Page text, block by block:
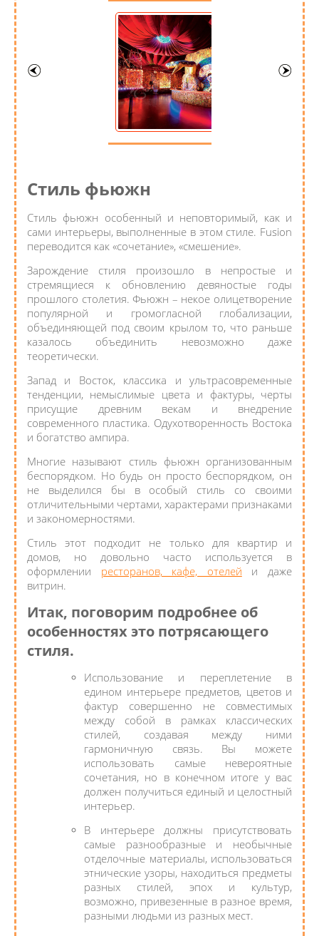
Стиль фьюжн
Стиль фьюжн особенный и неповторимый, как и
сами интерьеры, выполненные в этом стиле. Fusion
переводится как «сочетание», «смешение».
Зарождение стиля произошло в непростые и
стремящиеся к обновлению девяностые годы
прошлого столетия. Фьюжн – некое олицетворение
популярной и громогласной глобализации,
объединяющей под своим крылом то, что раньше
казалось объединить невозможно даже
теоретически.
Запад и Восток, классика и ультрасовременные
тенденции, немыслимые цвета и фактуры, черты
присущие древним векам и внедрение
современного пластика. Одухотворенность Востока
и богатство ампира.
Многие называют стиль фьюжн организованным
беспорядком. Но будь он просто беспорядком, он
не выделился бы в особый стиль со своими
отличительными чертами, характерами признаками
и закономерностями.
Стиль этот подходит не только для квартир и
домов, но довольно часто используется в
оформлении ресторанов, кафе, отелей и даже
витрин.
Итак, поговорим подробнее об
особенностях это потрясающего
стиля.
Использование и переплетение в
едином интерьере предметов, цветов и
фактур совершенно не совместимых
между собой в рамках классических
стилей, создавая между ними
гармоничную связь. Вы можете
использовать самые невероятные
сочетания, но в конечном итоге у вас
должен получиться единый и целостный
интерьер.
В интерьере должны присутствовать
самые разнообразные и необычные
отделочные материалы, использоваться
этнические узоры, находиться предметы
разных стилей, эпох и культур,
возможно, привезенные в разное время,
разными людьми из разных мест.